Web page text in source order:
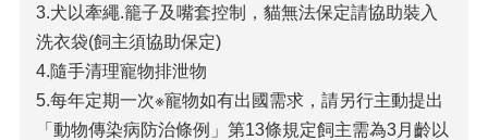
3.犬以牽繩.籠子及嘴套控制，貓無法保定請協助裝入
洗衣袋(飼主須協助保定)
4.隨手清理寵物排泄物
5.每年定期一次※寵物如有出國需求，請另行主動提出
「動物傳染病防治條例」第13條規定飼主需為3月齡以